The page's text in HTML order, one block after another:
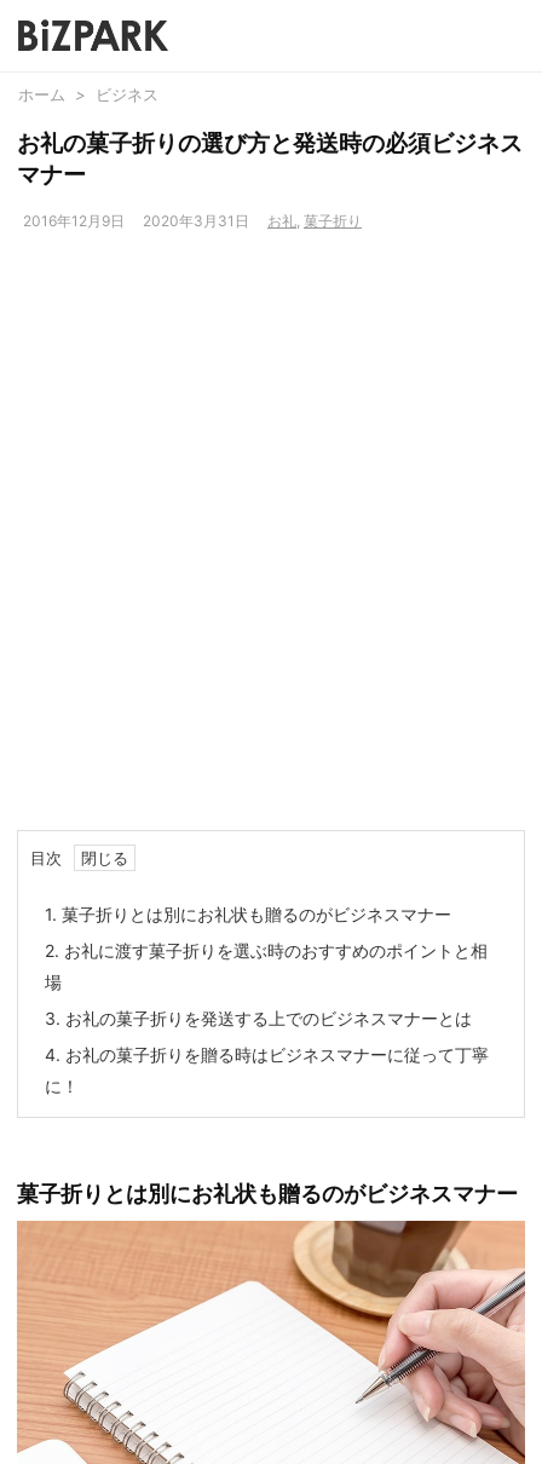
ホーム > ビジネス
お礼の菓子折りの選び方と発送時の必須ビジネス
マナー
2016年12月9日 2020年3月31日 お礼, 菓子折り
目次
1. 菓子折りとは別にお礼状も贈るのがビジネスマナー
2. お礼に渡す菓子折りを選ぶ時のおすすめのポイントと相
場
3. お礼の菓子折りを発送する上でのビジネスマナーとは
4. お礼の菓子折りを贈る時はビジネスマナーに従って丁寧
に！
菓子折りとは別にお礼状も贈るのがビジネスマナー